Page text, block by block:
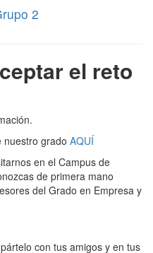
2
el reto
nuestro grado AQUÍ
en el Campus de
de primera mano
del Grado en Empresa y
con tus amigos y en tus